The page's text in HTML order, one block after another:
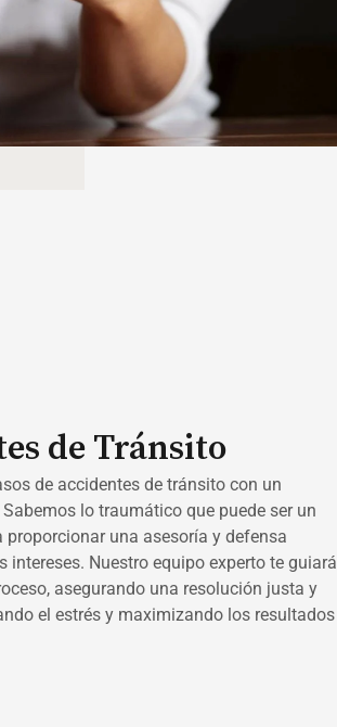
de Tránsito
de accidentes de tránsito con un
lo traumático que puede ser un
una asesoría y defensa
intereses. Nuestro equipo experto te guiará
asegurando una resolución justa y
el estrés y maximizando los resultados